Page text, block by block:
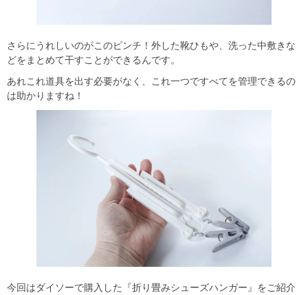
さらにうれしいのがこのピンチ！外した靴ひもや、洗った中敷きな
どをまとめて干すことができるんです。
あれこれ道具を出す必要がなく、これ一つですべてを管理できるの
は助かりますね！
今回はダイソーで購入した『折り畳みシューズハンガー』をご紹介